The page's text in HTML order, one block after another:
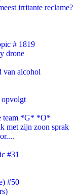
irritante reclame?
# 1819
drone
van alcohol
opvolgt
team *G* *O*
met zijn zoon sprak
#31
#50